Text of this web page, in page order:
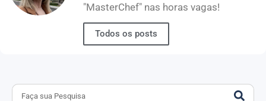
"MasterChef" nas horas vagas!
Todos os posts